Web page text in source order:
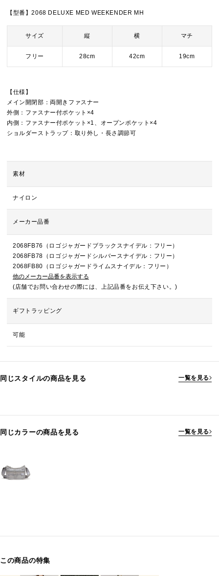
【型番】2068 DELUXE MED WEEKENDER MH
サイズ 縦 横 マチ
フリー 28cm 42cm 19cm
【仕様】
メイン開閉部：両開きファスナー
外側：ファスナー付ポケット×4
内側：ファスナー付ポケット×1、オープンポケット×4
ショルダーストラップ：取り外し・長さ調節可
素材
ナイロン
メーカー品番
2068FB76（ロゴジャガードブラックスナイデル：フリー）
2068FB78（ロゴジャガードシルバースナイデル：フリー）
2068FB80（ロゴジャガードライムスナイデル：フリー）
他のメーカー品番を表示する
(店舗でお問い合わせの際には、上記品番をお伝え下さい。)
ギフトラッピング
可能
同じスタイルの商品を見る 一覧を見る
同じカラーの商品を見る 一覧を見る
この商品の特集